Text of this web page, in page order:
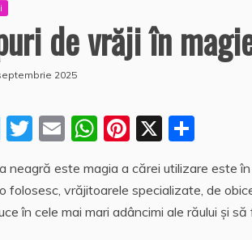
de vrăji în
2025
F
c
e
T
itt
er
E
ai
l
W
at
s
Pi
er
e
X
rt
aj
neagră este magia a cărei utilizare este
folosesc, vrăjitoarele specializate, de
în cele mai mari adâncimi ale răului şi